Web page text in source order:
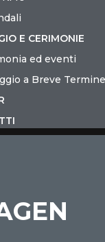
E CERIMONIE
ed eventi
a Breve